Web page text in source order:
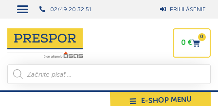
02/49 20 32 51 PRIHLÁSENIE
0 €
0
E-SHOP MENU